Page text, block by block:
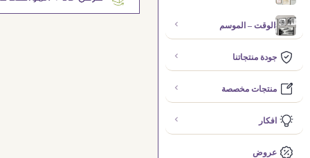
الوقت – الموسم
جودة منتجاتنا
منتجات مخصصة
افكار
عروض